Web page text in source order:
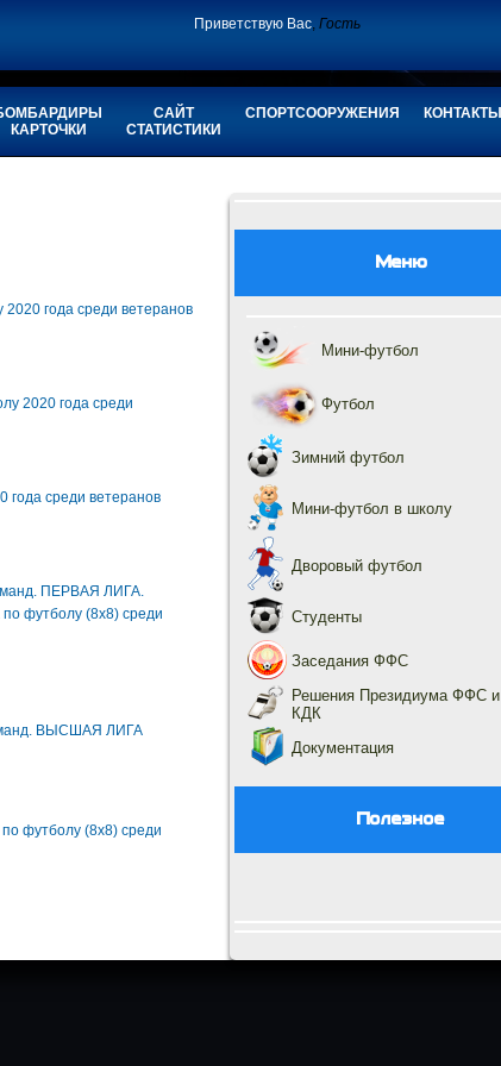
Приветствую Вас,Гость
КАРТОЧКИ
САЙТ
СТАТИСТИКИ
СПОРТСООРУЖЕНИЯ КОНТАКТЫ
года среди ветеранов
2020 года среди
среди ветеранов
ПЕРВАЯ ЛИГА.
футболу (8х8) среди
ВЫСШАЯ ЛИГА
футболу (8х8) среди
Меню
Мини-футбол
Футбол
Зимний футбол
Мини-футбол в школу
Дворовый футбол
Студенты
Заседания ФФС
Решения Президиума ФФС и
КДК
Документация
Полезное